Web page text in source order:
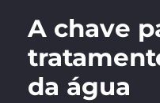
A chave
da água